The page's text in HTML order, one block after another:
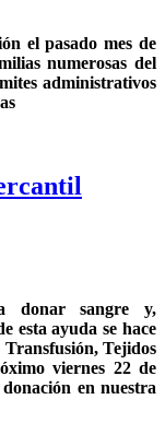
el pasado mes de
numerosas del
administrativos
donar sangre y,
esta ayuda se hace
Tejidos
viernes 22 de
en nuestra